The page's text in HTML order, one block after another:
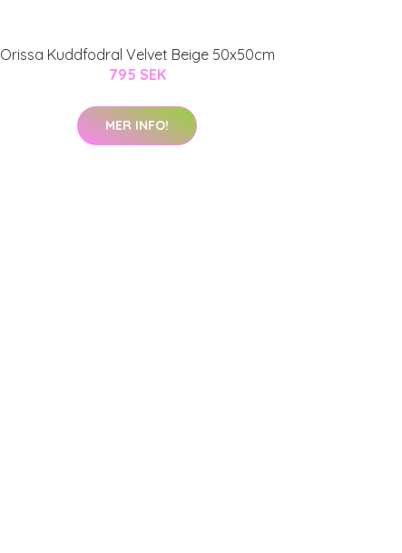
Orissa Kuddfodral Velvet Beige 50x50cm
795 SEK
MER INFO!